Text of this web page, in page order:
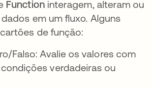
Function interagem, alteram ou
em um fluxo. Alguns
de função:
Falso: Avalie os valores com
verdadeiras ou